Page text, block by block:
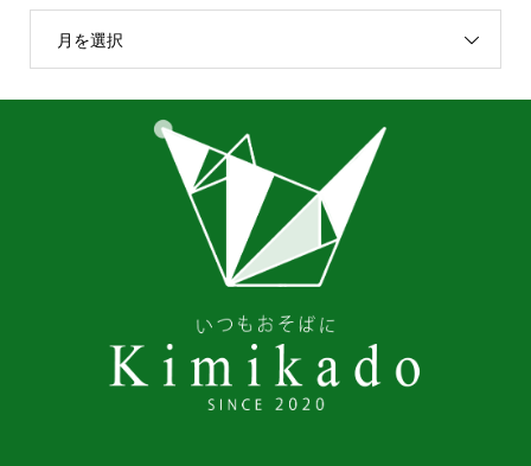
月を選択